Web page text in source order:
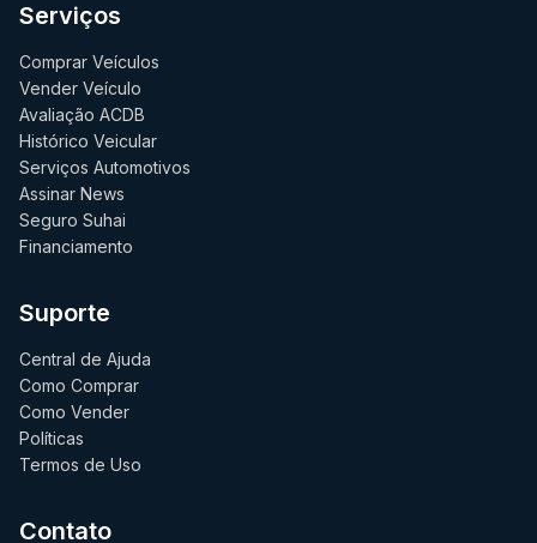
Serviços
Comprar Veículos
Vender Veículo
Avaliação ACDB
Histórico Veicular
Serviços Automotivos
Assinar News
Seguro Suhai
Financiamento
Suporte
Central de Ajuda
Como Comprar
Como Vender
Políticas
Termos de Uso
Contato